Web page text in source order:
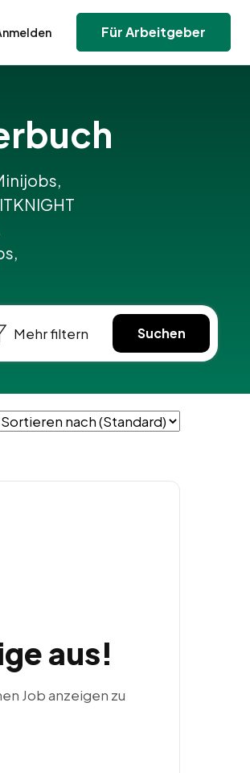
Für Arbeitgeber
Mehr filtern Suchen
aus!
Job anzeigen zu